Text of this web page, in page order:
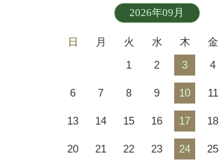
2026年09月
日 月 火 水 木 金
1
2 3 4
6 7 8 9 10 11
13 14 15 16 17 18
20 21 22 23 24 25